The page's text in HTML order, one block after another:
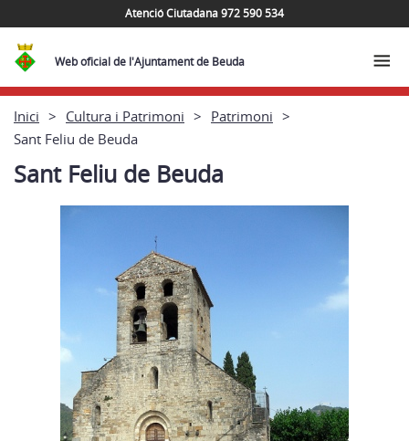
Atenció Ciutadana 972 590 534
Web oficial de l'Ajuntament de Beuda
Inici Cultura i Patrimoni
Patrimoni
Sant Feliu de Beuda
Sant Feliu de Beuda